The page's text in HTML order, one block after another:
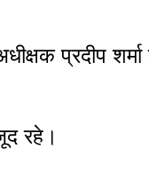
प्रदीप शर्मा
रहे।